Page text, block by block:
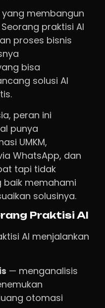
membangun
praktisi AI
proses bisnis
bisa
solusi AI
peran ini
punya
UMKM,
WhatsApp, dan
tapi tidak
baik memahami
solusinya.
Praktisi AI
AI menjalankan
— menganalisis
otomasi